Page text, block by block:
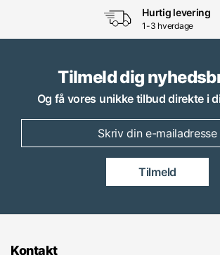
Hurtig levering
1-3 hverdage
Tilmeld dig
Og få vores unikke tilbud direkte i
Tilmeld
Kontakt